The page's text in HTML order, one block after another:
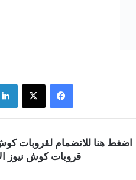
فيسبوك ‫X
اضغط هنا للانضمام لقروبات
قروبات كوش نيوز